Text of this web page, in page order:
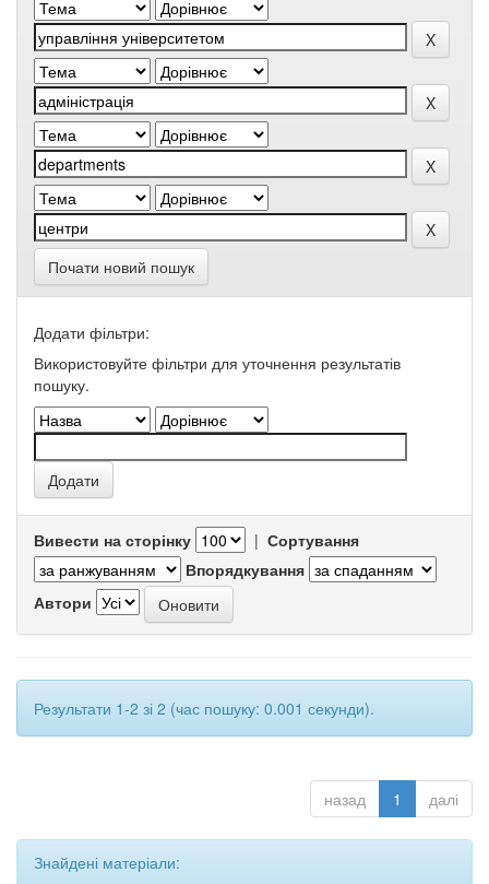
Почати новий пошук
Додати фільтри:
Використовуйте фільтри для уточнення результатів
пошуку.
Вивести на сторінку | Сортування
Впорядкування
Автори
Результати 1-2 зі 2 (час пошуку: 0.001 секунди).
назад 1 далі
Знайдені матеріали: